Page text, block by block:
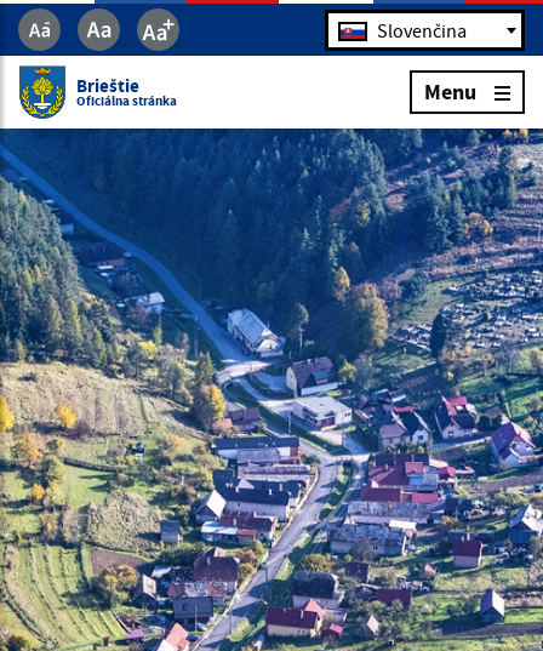
Jazyk Slovenčina
Brieštie
Oficiálna stránka Menu